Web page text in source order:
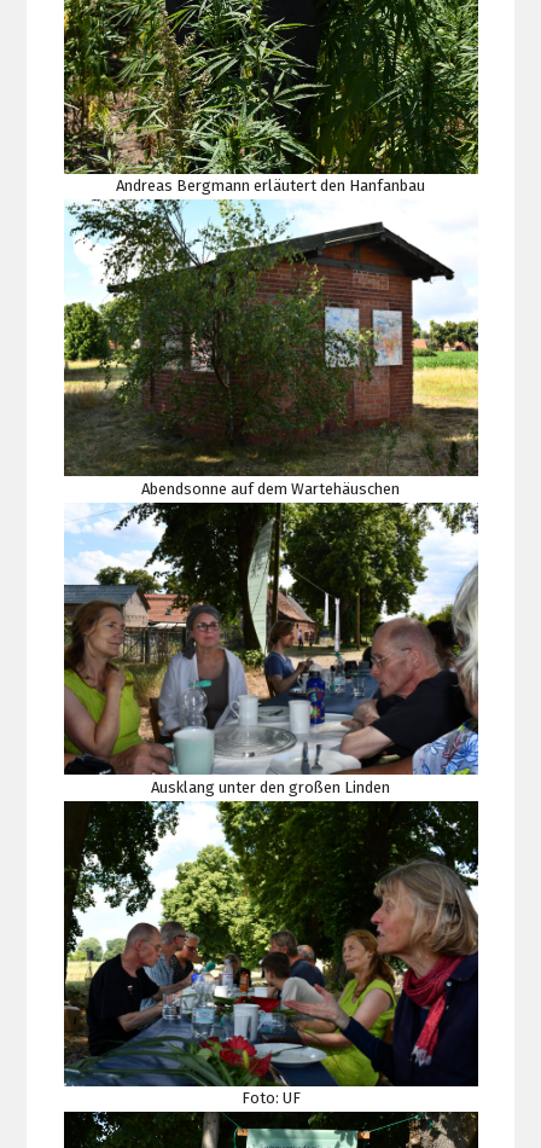
Andreas Bergmann erläutert den Hanfanbau
Abendsonne auf dem Wartehäuschen
Ausklang unter den großen Linden
Foto: UF